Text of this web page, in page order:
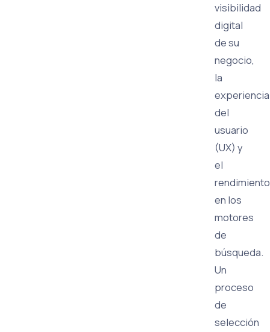
visibilidad
digital
de su
negocio,
la
experiencia
del
usuario
(UX) y
el
rendimiento
en los
motores
de
búsqueda.
Un
proceso
de
selección